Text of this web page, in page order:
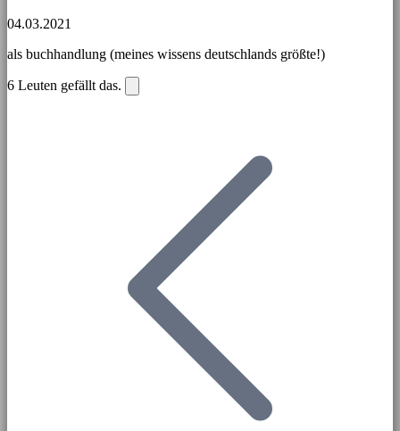
04.03.2021
als buchhandlung (meines wissens deutschlands größte!)
6 Leuten gefällt das.